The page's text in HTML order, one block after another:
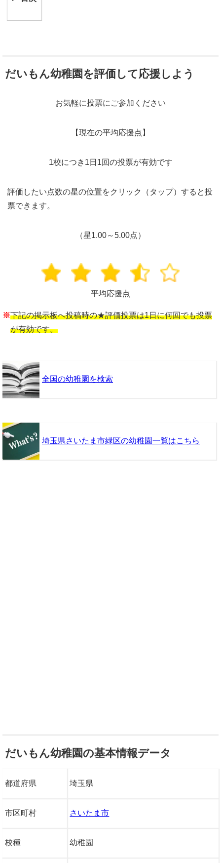
だいもん幼稚園を評価して応援しよう
お気軽に投票にご参加ください
【現在の平均応援点】
1校につき1日1回の投票が有効です
評価したい点数の星の位置をクリック（タップ）すると投
票できます。
（星1.00～5.00点）
平均応援点
※下記の掲示板へ投稿時の★評価投票は1日に何回でも投票
が有効です。
全国の幼稚園を検索
埼玉県さいたま市緑区の幼稚園一覧はこちら
だいもん幼稚園の基本情報データ
都道府県 埼玉県
市区町村 さいたま市
校種 幼稚園